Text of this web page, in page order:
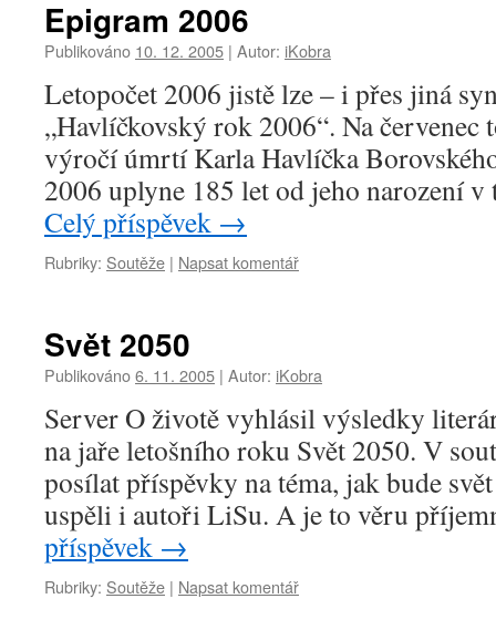
Epigram 2006
Publikováno 10. 12. 2005 | Autor: iKobra
Letopočet 2006 jistě lze – i přes jiná
„Havlíčkovský rok 2006“. Na červenec
výročí úmrtí Karla Havlíčka
2006 uplyne 185 let od jeho narození
Celý příspěvek →
Rubriky: Soutěže | Napsat komentář
Svět 2050
Publikováno6. 11. 2005 | Autor: iKobra
Server O životě vyhlásil výsledky
na jaře letošního roku Svět 2050. V
posílat příspěvky na téma, jak bude
uspěli i autoři LiSu. A je to věru
příspěvek →
Rubriky: Soutěže | Napsat komentář